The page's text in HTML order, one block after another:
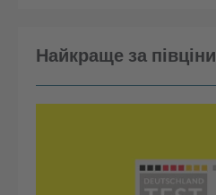
Найкраще за півціни